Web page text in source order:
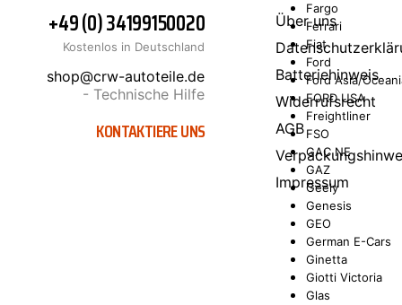
Fargo
Ferrari
Fiat
Ford
Ford Asia/
FORD USA
Freightliner
FSO
GAC NE
GAZ
Geely
Genesis
GEO
German E-Cars
Ginetta
Giotti Victoria
Glas
+49 (0) 34199150020
Kostenlos in Deutschland
shop@crw-autoteile.de
- Technische Hilfe
KONTAKTIERE UNS
Über uns
Batteriehinweis
Widerrufsrecht
AGB
Impressum